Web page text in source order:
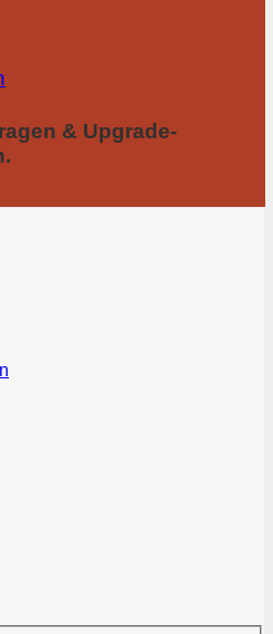
& Upgrade-